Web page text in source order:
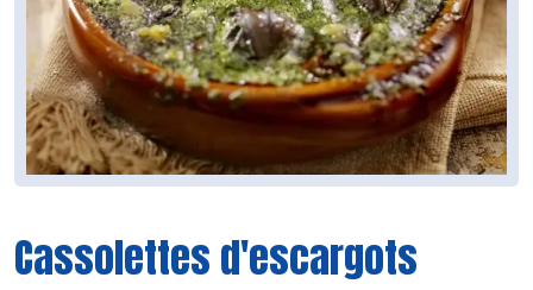
Cassolettes d'escargots